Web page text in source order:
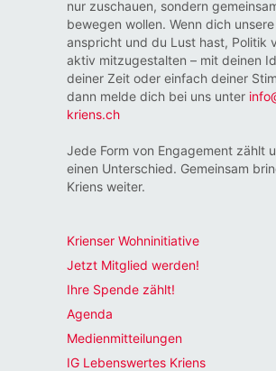
nur zuschauen, sondern
bewegen wollen. Wenn dich
anspricht und du Lust hast, Politik
aktiv mitzugestalten – mit deinen
deiner Zeit oder einfach deiner
dann melde dich bei uns unter
kriens.ch
Jede Form von Engagement zählt
einen Unterschied. Gemeinsam
Kriens weiter.
Krienser Wohninitiative
Jetzt Mitglied werden!
Ihre Spende zählt!
Agenda
Medienmitteilungen
IG Lebenswertes Kriens